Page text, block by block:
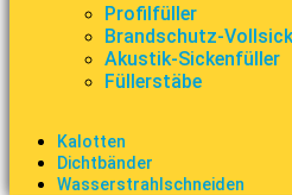
Profilfüller
Brandschutz-
Akustik-Sickenfüller
Füllerstäbe
Kalotten
Dichtbänder
Wasserstrahlschneiden